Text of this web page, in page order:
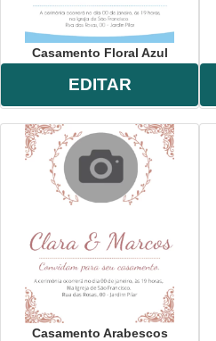
Casamento Floral Azul
EDITAR
Casamento Arabescos